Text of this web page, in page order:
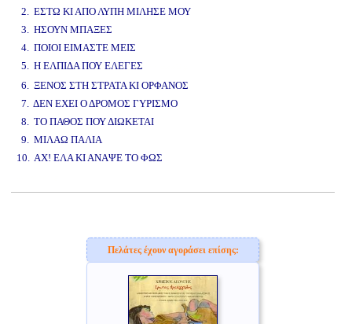
2. ΕΣΤΩ ΚΙ ΑΠΟ ΛΥΠΗ ΜΙΛΗΣΕ ΜΟΥ
3. ΗΣΟΥΝ ΜΠΑΞΕΣ
4. ΠΟΙΟΙ ΕΙΜΑΣΤΕ ΜΕΙΣ
5. Η ΕΛΠΙΔΑ ΠΟΥ ΕΛΕΓΕΣ
6. ΞΕΝΟΣ ΣΤΗ ΣΤΡΑΤΑ ΚΙ ΟΡΦΑΝΟΣ
7. ΔΕΝ ΕΧΕΙ Ο ΔΡΟΜΟΣ ΓΥΡΙΣΜΟ
8. ΤΟ ΠΑΘΟΣ ΠΟΥ ΔΙΩΚΕΤΑΙ
9. ΜΙΛΑΩ ΠΑΛΙΑ
10. ΑΧ! ΕΛΑ ΚΙ ΑΝΑΨΕ ΤΟ ΦΩΣ
Πελάτες έχουν αγοράσει επίσης: